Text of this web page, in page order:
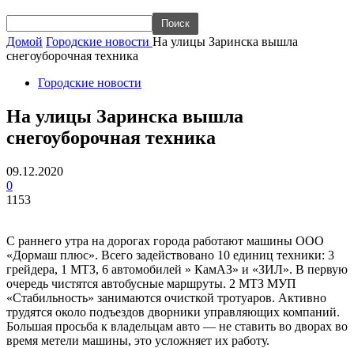
Домой Городские новости На улицы Заринска вышла
снегоуборочная техника
Городские новости
На улицы Заринска вышла
снегоуборочная техника
09.12.2020
0
1153
С раннего утра на дорогах города работают машины ООО
«Дормаш плюс». Всего задействовано 10 единиц техники: 3
грейдера, 1 МТЗ, 6 автомобилей » КамАЗ» и «ЗИЛ». В первую
очередь чистятся автобусные маршруты. 2 МТЗ МУП
«Стабильность» занимаются очисткой тротуаров. Активно
трудятся около подъездов дворники управляющих компаний.
Большая просьба к владельцам авто — не ставить во дворах во
время метели машины, это усложняет их работу.